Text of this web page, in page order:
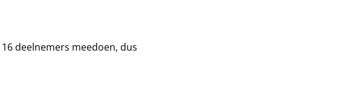
deelnemers meedoen, dus